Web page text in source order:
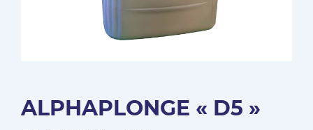
ALPHAPLONGE « D5 »